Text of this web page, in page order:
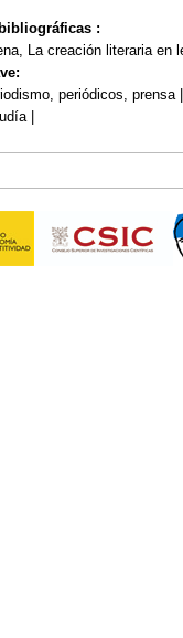
:
La creación literaria en
periódicos,
|